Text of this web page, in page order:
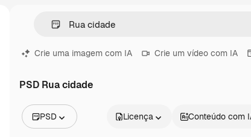
Crie uma imagem com IA Crie um vídeo com IA
PSD Rua cidade
PSD Licença Conteúdo com